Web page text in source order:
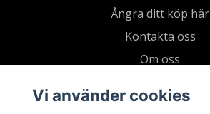
Ångra ditt köp här
Kontakta oss
Om oss
Kundklubb
Vi använder cookies